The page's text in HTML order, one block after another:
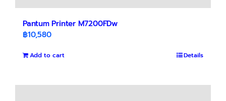
Pantum Printer M7200FDw
฿10,580
Add to cart Details